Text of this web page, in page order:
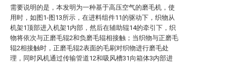
需要说明的是，本发明为一种基于高压空气的磨毛机，使
用时，如图1-图13所示，在进料组件11的驱动下，织物从
机架1顶部进入机架1内部，然后在辅助辊14的牵引下，织
物将依次与正磨毛辊2和负磨毛辊相接触；当织物与正磨毛
辊2相接触时，正磨毛辊2表面的毛刷对织物进行磨毛处
理，同时风机通过传输管道12和吸风槽31向箱体3内部进